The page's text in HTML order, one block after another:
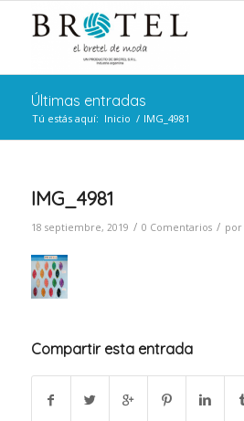
Últimas entradas
Tú estás aquí: Inicio / IMG_4981
IMG_4981
18 septiembre, 2019 / 0 Comentarios / por
Compartir esta entrada